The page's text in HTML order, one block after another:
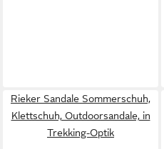
Rieker Sandale Sommerschuh,
Klettschuh, Outdoorsandale, in
Trekking-Optik